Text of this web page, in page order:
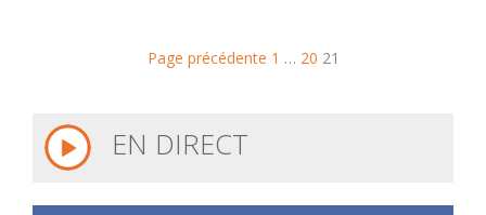
Page précédente 1 … 20 21
EN DIRECT